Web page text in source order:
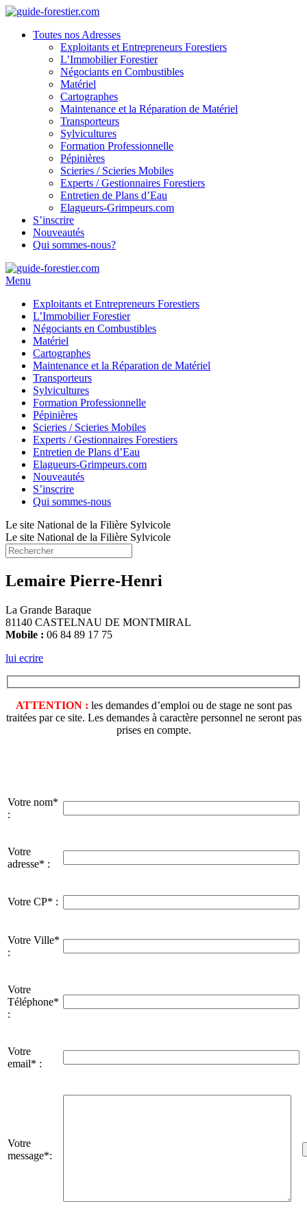
Toutes nos Adresses
Exploitants et Entrepreneurs Forestiers
L’Immobilier Forestier
Négociants en Combustibles
Matériel
Cartographes
Maintenance et la Réparation de Matériel
Transporteurs
Sylvicultures
Formation Professionnelle
Pépinières
Scieries / Scieries Mobiles
Experts / Gestionnaires Forestiers
Entretien de Plans d’Eau
Elagueurs-Grimpeurs.com
S’inscrire
Nouveautés
Qui sommes-nous?
Menu
Exploitants et Entrepreneurs Forestiers
L’Immobilier Forestier
Négociants en Combustibles
Matériel
Cartographes
Maintenance et la Réparation de Matériel
Transporteurs
Sylvicultures
Formation Professionnelle
Pépinières
Scieries / Scieries Mobiles
Experts / Gestionnaires Forestiers
Entretien de Plans d’Eau
Elagueurs-Grimpeurs.com
Nouveautés
S’inscrire
Qui sommes-nous
Le site National de la Filière Sylvicole
Le site National de la Filière Sylvicole
Lemaire Pierre-Henri
La Grande Baraque
81140 CASTELNAU DE MONTMIRAL
Mobile : 06 84 89 17 75
lui ecrire
ATTENTION : les demandes d’emploi ou de stage ne sont pas
traitées par ce site. Les demandes à caractère personnel ne seront pas
prises en compte.
Votre nom*
:
Votre
adresse* :
Votre CP* :
Votre Ville*
:
Votre
Téléphone*
:
Votre
email* :
Votre
message*: